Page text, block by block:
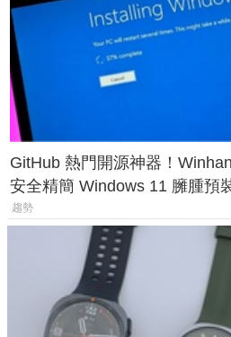
GitHub 熱門開源神器！
安全精簡 Windows 11 臃腫預
後台追蹤
趨勢